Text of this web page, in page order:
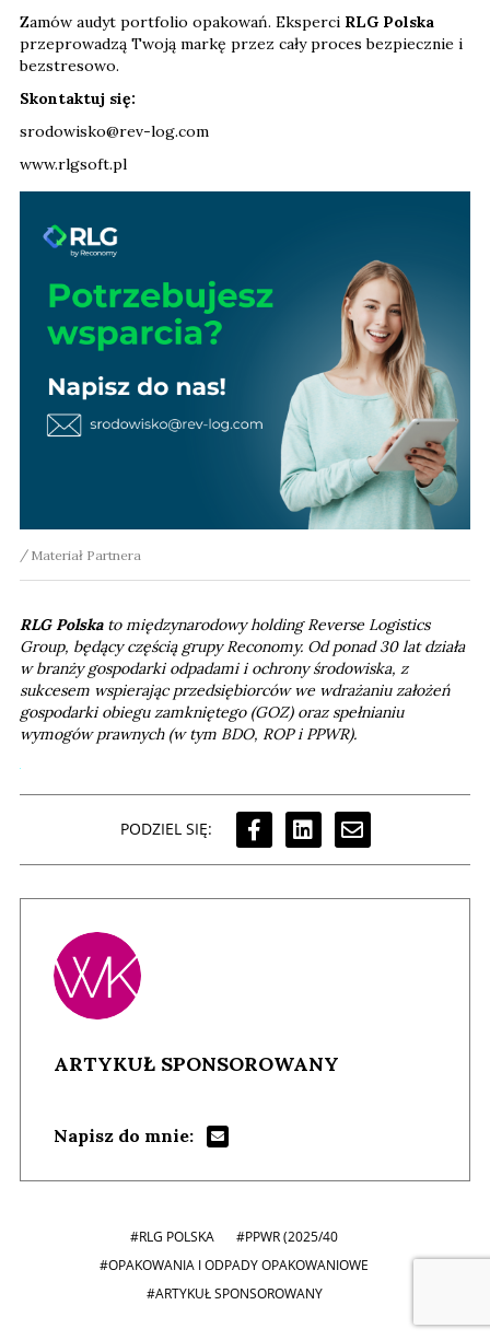
Zamów audyt portfolio opakowań. Eksperci RLG Polska
przeprowadzą Twoją markę przez cały proces bezpiecznie i
bezstresowo.
Skontaktuj się:
srodowisko@rev-log.com
www.rlgsoft.pl
Materiał Partnera
RLG Polska to międzynarodowy holding Reverse Logistics
Group, będący częścią grupy Reconomy. Od ponad 30 lat działa
w branży gospodarki odpadami i ochrony środowiska, z
sukcesem wspierając przedsiębiorców we wdrażaniu założeń
gospodarki obiegu zamkniętego (GOZ) oraz spełnianiu
wymogów prawnych (w tym BDO, ROP i PPWR).
PODZIEL SIĘ:
ARTYKUŁ SPONSOROWANY
Napisz do mnie:
#RLG POLSKA
#PPWR (2025/40
#OPAKOWANIA I ODPADY OPAKOWANIOWE
#ARTYKUŁ SPONSOROWANY